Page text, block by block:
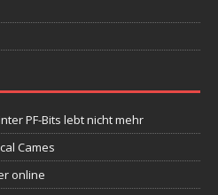
PF-Bits lebt nicht mehr
Cames
online